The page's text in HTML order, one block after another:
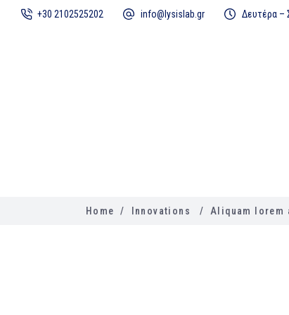
+30 2102525202 info@lysislab.gr Δευτέρα –
ΚΕΝΤΡΙΚΗ
Home / Innovations /Aliquam lorem